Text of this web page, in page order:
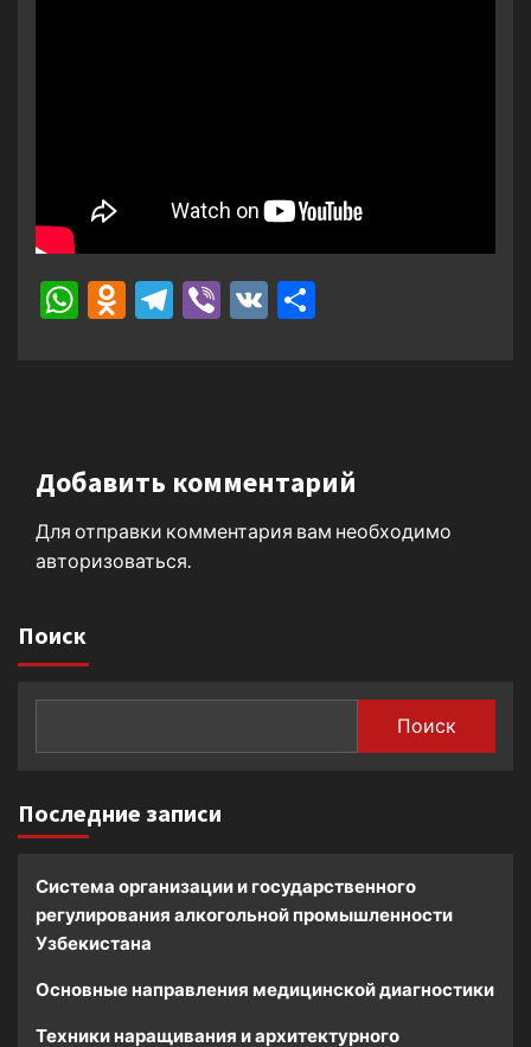
WhatsApp
Odnoklassniki
Telegram
Viber
VK
Добавить комментарий
Для отправки комментария вам необходимо
авторизоваться
Поиск
Поиск
Последние записи
Система организации и государственного
регулирования алкогольной промышленности
Узбекистана
Основные направления медицинской диагностики
Техники наращивания и архитектурного